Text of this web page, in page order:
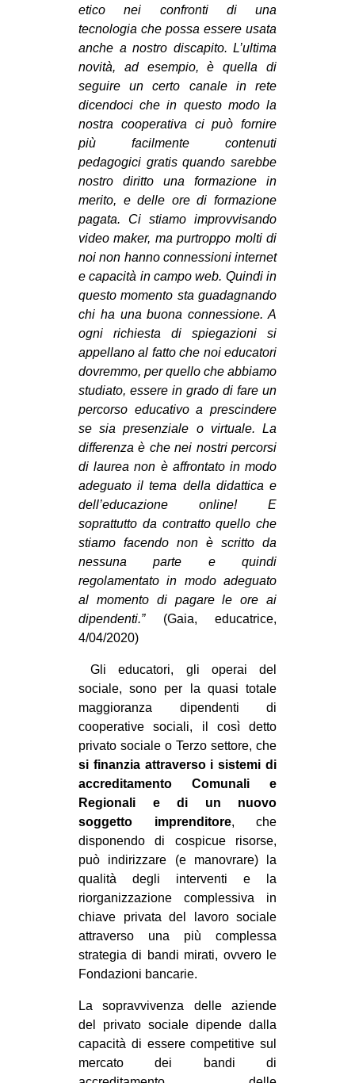
etico nei confronti di una
tecnologia che possa essere usata
anche a nostro discapito. L’ultima
novità, ad esempio, è quella di
seguire uncerto canale in rete
dicendoci che in questo modo la
nostra cooperativa ci può fornire
più facilmente contenuti
pedagogici gratis quando sarebbe
nostro diritto una formazione in
merito, e delle ore di formazione
pagata. Ci stiamo improvvisando
video maker, ma purtroppo molti di
noi non hanno connessioni internet
e capacità in campo web. Quindi in
questo momento sta guadagnando
chi ha una buona connessione. A
ogni richiesta di spiegazioni si
appellano al fatto che noi educatori
dovremmo, per quello che abbiamo
studiato, essere in grado di fare un
percorso educativo a prescindere
se sia presenziale o virtuale. La
differenza è che nei nostri percorsi
di laurea non è affrontato in modo
adeguato il tema della didattica e
dell’educazione online! E
soprattutto da contratto quello che
stiamo facendo non è scritto da
nessuna parte e quindi
regolamentato in modo adeguato
al momento di pagare le ore ai
dipendenti.” (Gaia, educatrice,
4/04/2020)
Gli educatori, gli operai del
sociale, sono per la quasi totale
maggioranza dipendenti di
cooperative sociali, il così detto
privato sociale o Terzo settore, che
si finanzia attraverso i sistemi di
accreditamento Comunali e
Regionali e di un nuovo
soggetto imprenditore, che
disponendo di cospicue risorse,
può indirizzare (e manovrare) la
qualità degli interventi e la
riorganizzazione complessiva in
chiave privata del lavoro sociale
attraverso una più complessa
strategia di bandi mirati, ovvero le
Fondazioni bancarie.
La sopravvivenza delle aziende
del privato sociale dipende dalla
capacità di essere competitive sul
mercato dei bandi di